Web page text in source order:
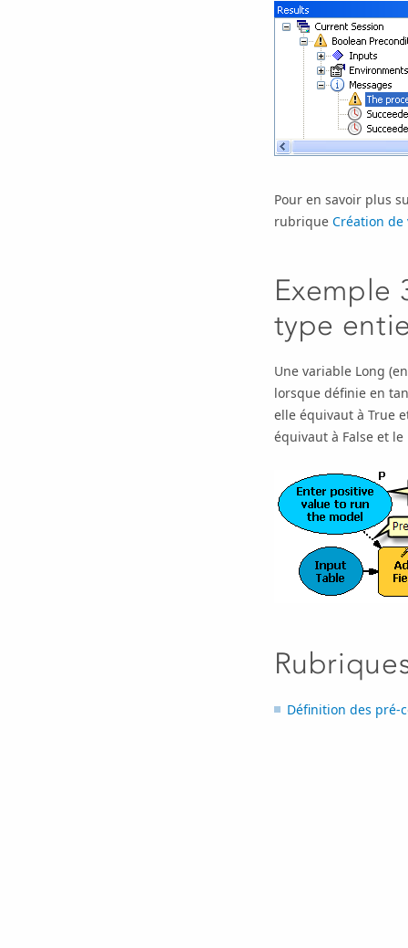
Pour en savoir plus
rubrique Création de
Exemple
type
Une variable Long
lorsque définie en
elle équivaut à True
équivaut à False et
Définition des pré-